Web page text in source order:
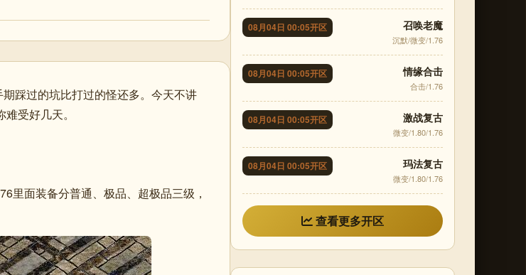
踩过的坑比打过的怪还多。今天不讲
受好几天。
里面装备分普通、极品、超极品三级，
08月04日 00:05开区 召唤老魔
沉默/微变/1.76
08月04日 00:05开区 情缘合击
合击/1.76
08月04日 00:05开区 激战复古
微变/1.80/1.76
08月04日 00:05开区 玛法复古
微变/1.80/1.76
查看更多开区